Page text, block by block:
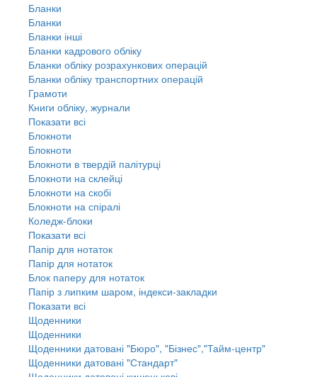
Бланки
Бланки
Бланки інші
Бланки кадрового обліку
Бланки обліку розрахункових операцій
Бланки обліку транспортних операцій
Грамоти
Книги обліку, журнали
Показати всі
Блокноти
Блокноти
Блокноти в твердій палітурці
Блокноти на склейці
Блокноти на скобі
Блокноти на спіралі
Коледж-блоки
Показати всі
Папір для нотаток
Папір для нотаток
Блок паперу для нотаток
Папір з липким шаром, індекси-закладки
Показати всі
Щоденники
Щоденники
Щоденники датовані "Бюро", "Бізнес","Тайм-центр"
Щоденники датовані "Стандарт"